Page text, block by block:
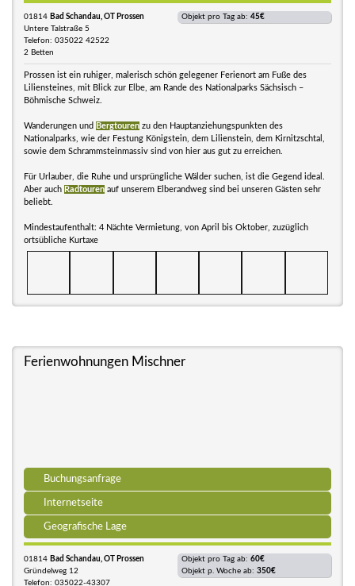
01814 Bad Schandau, OT Prossen
Untere Talstraße 5
Telefon: 035022 42522
2 Betten
Objekt pro Tag ab: 45€
Prossen ist ein ruhiger, malerisch schön gelegener Ferienort am Fuße des
Liliensteines, mit Blick zur Elbe, am Rande des Nationalparks Sächsisch –
Böhmische Schweiz.
Wanderungen und Bergtouren zu den Hauptanziehungspunkten des
Nationalparks, wie der Festung Königstein, dem Lilienstein, dem Kirnitzschtal,
sowie dem Schrammsteinmassiv sind von hier aus gut zu erreichen.
Für Urlauber, die Ruhe und ursprüngliche Wälder suchen, ist die Gegend ideal.
Aber auch Radtouren auf unserem Elberandweg sind bei unseren Gästen sehr
beliebt.
Mindestaufenthalt: 4 Nächte Vermietung, von April bis Oktober, zuzüglich
ortsübliche Kurtaxe
Ferienwohnungen Mischner
Buchungsanfrage
Internetseite
Geografische Lage
01814 Bad Schandau, OT Prossen
Gründelweg 12
Telefon: 035022-43307
Objekt pro Tag ab: 60€
Objekt p. Woche ab: 350€